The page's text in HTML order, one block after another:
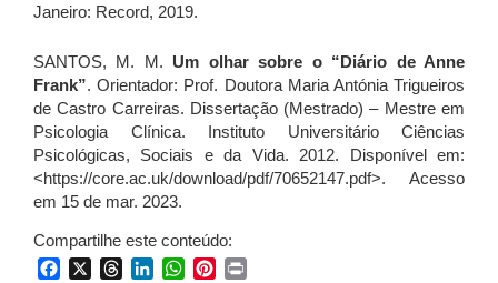
Janeiro: Record, 2019.
SANTOS, M. M. Um olhar sobre o “Diário de Anne
Frank”. Orientador: Prof. Doutora Maria Antónia Trigueiros
de Castro Carreiras. Dissertação (Mestrado) – Mestre em
Psicologia Clínica. Instituto Universitário Ciências
Psicológicas, Sociais e da Vida. 2012. Disponível em:
<https://core.ac.uk/download/pdf/70652147.pdf>. Acesso
em 15 de mar. 2023.
Compartilhe este conteúdo:
FacebookThreadsLinkedInWhatsApp
Pinterest